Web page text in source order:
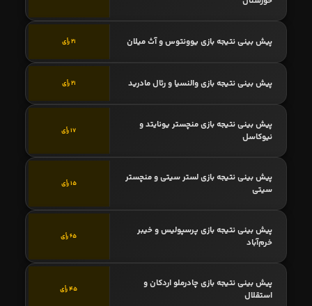
پیش بینی نتیجه بازی یوونتوس و آث میلان 21 رأی
پیش بینی نتیجه بازی والنسیا و رئال مادرید 21 رأی
پیش بینی نتیجه بازی منچستر یونایتد و
نیوکاسل
17 رأی
پیش بینی نتیجه بازی لستر سیتی و منچستر
سیتی
15 رأی
پیش بینی نتیجه بازی پرسپولیس و خیبر
خرم‌آباد
65 رأی
پیش بینی نتیجه بازی چادرملو اردکان و
استقلال
45 رأی